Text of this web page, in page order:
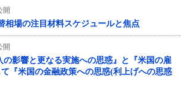
開
相場の注目材料スケジュールと焦点
開
の影響と更なる実施への思惑』と『米国の雇
『米国の金融政策への思惑(利上げへの思惑